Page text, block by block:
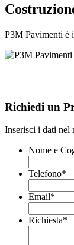
P3M Pavimenti è
Richiedi un
Inserisci i dati nel
Nome e
Telefono*
Email*
Richiesta*